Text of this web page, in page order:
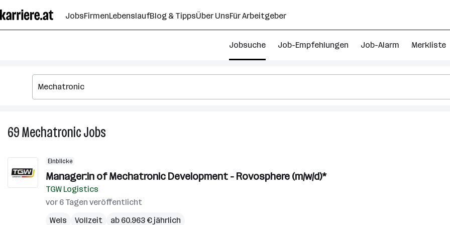
Seiteninhalt
springen
JobsFirmenLebenslaufBlog & TippsÜber UnsFür Arbeitgeber
Jobsuche Job-Empfehlungen Job-Alarm Merkliste
69MechatronicJobs
Einblicke
Manager:in of Mechatronic Development - Rovosphere (m/w/d)*
TGW Logistics
vor 6 Tagen veröffentlicht
Wels
Vollzeit ab 60.963 € jährlich